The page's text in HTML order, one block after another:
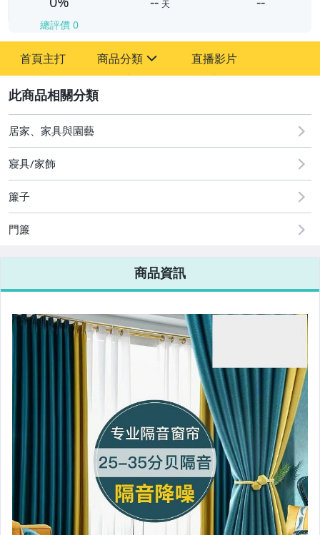
總評價 0
天
首頁主打 商品分類
圖書/影音/文具
古董、藝術與礦石
手機、配件與通訊
美容保養與彩妝
電腦、平板與周邊
運動、戶外與休閒
嬰幼兒與孕婦
偶像、球員卡與郵幣
直播影片
居家、家具與園藝
寢具/家飾
簾子
門簾
商品資訊